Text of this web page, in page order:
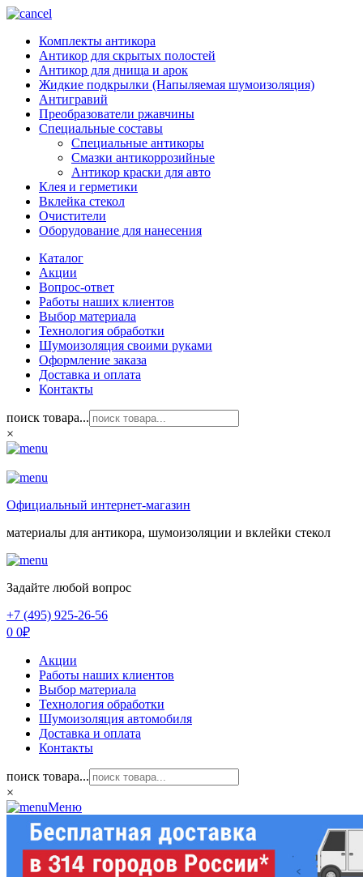
Комплекты антикора
Антикор для скрытых полостей
Антикор для днища и арок
Жидкие подкрылки (Напыляемая шумоизоляция)
Антигравий
Преобразователи ржавчины
Специальные составы
Специальные антикоры
Смазки антикоррозийные
Антикор краски для авто
Клея и герметики
Вклейка стекол
Очистители
Оборудование для нанесения
Каталог
Акции
Вопрос-ответ
Работы наших клиентов
Выбор материала
Технология обработки
Шумоизоляция своими руками
Оформление заказа
Доставка и оплата
Контакты
поиск товара...
×
Официальный интернет-магазин
материалы для антикора, шумоизоляции и вклейки стекол
Задайте любой вопрос
+7 (495) 925-26-56
0 0₽
Акции
Работы наших клиентов
Выбор материала
Технология обработки
Шумоизоляция автомобиля
Доставка и оплата
Контакты
поиск товара...
×
Меню